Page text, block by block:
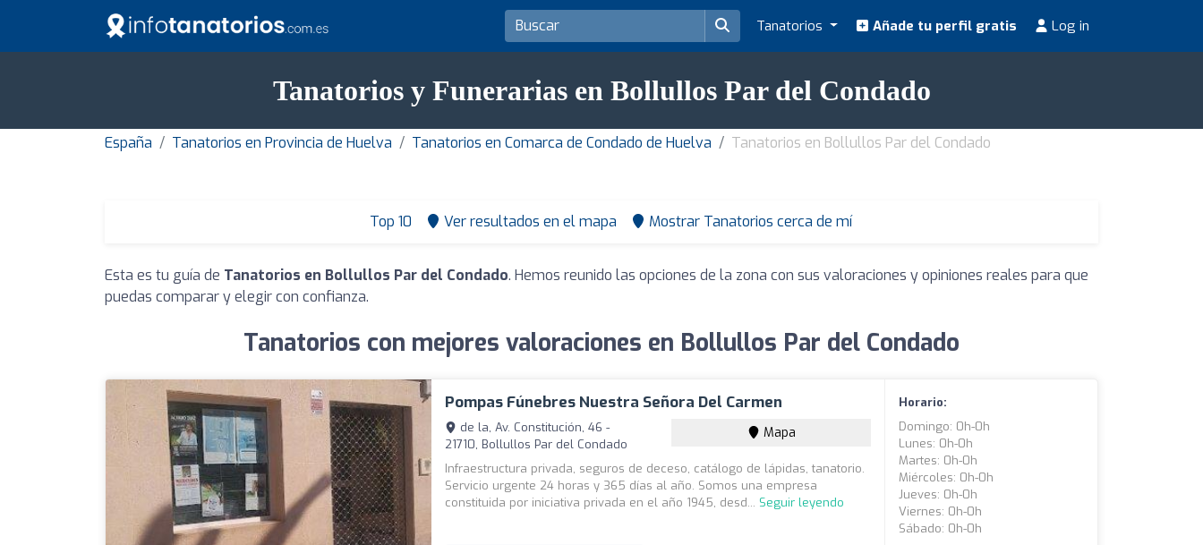
Tanatorios Añade tu perfil gratis Log in
Tanatorios y Funerarias en Bollullos Par del Condado
España Tanatorios en Provincia de Huelva Tanatorios en Comarca de Condado de Huelva Tanatorios en Bollullos Par del Condado
Top 10 Ver resultados en el mapa Mostrar Tanatorios cerca de mí
Esta es tu guía de Tanatorios en Bollullos Par del Condado. Hemos reunido las opciones de la zona con sus valoraciones y opiniones reales para que
puedas comparar y elegir con confianza.
Tanatorios con mejores valoraciones en Bollullos Par del Condado
Pompas Fúnebres Nuestra Señora Del Carmen
de la, Av. Constitución, 46 -
21710, Bollullos Par del Condado
Mapa
Infraestructura privada, seguros de deceso, catálogo de lápidas, tanatorio.
Servicio urgente 24 horas y 365 días al año. Somos una empresa
constituida por iniciativa privada en el año 1945, desd... Seguir leyendo
Horario:
Domingo: 0h-0h
Lunes: 0h-0h
Martes: 0h-0h
Miércoles: 0h-0h
Jueves: 0h-0h
Viernes: 0h-0h
Sábado: 0h-0h